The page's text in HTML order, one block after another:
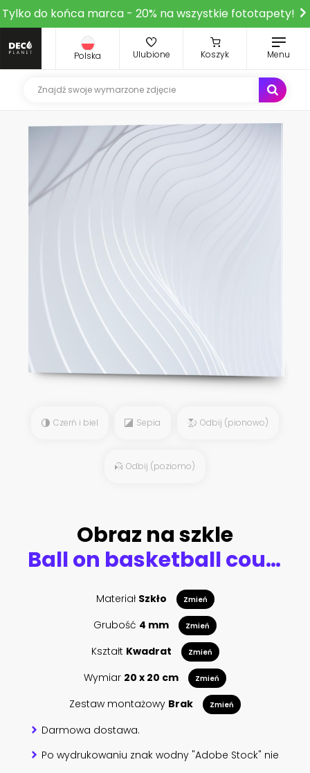
Tylko do końca marca - 20% na wszystkie fototapety!
Polska Ulubione Koszyk Menu
Czerń i biel Sepia Odbij (pionowo)
Odbij (poziomo)
Obraz na szkle
Ball on basketball court lit by spotlight, Basketball arena
Materiał Szkło Zmień
Grubość 4 mm Zmień
Kształt Kwadrat Zmień
Wymiar 20 x 20 cm Zmień
Zestaw montażowy Brak Zmień
Darmowa dostawa.
Po wydrukowaniu znak wodny "Adobe Stock" nie